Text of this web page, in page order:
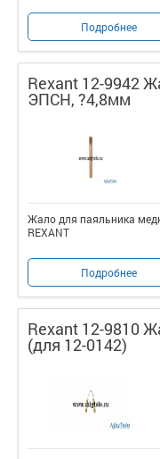
Подробнее
Rexant 12-9942
ЭПСН, ?4,8мм
Жало для паяльника
REXANT
Подробнее
Rexant 12-9810
(для 12-0142)